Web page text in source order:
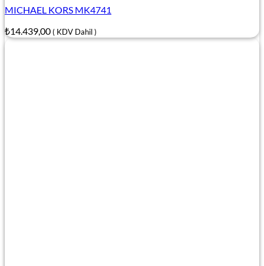
MICHAEL KORS MK4741
₺14.439,00( KDV Dahil )